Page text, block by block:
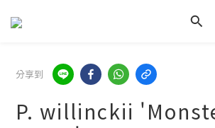
分享到
P. willinckii